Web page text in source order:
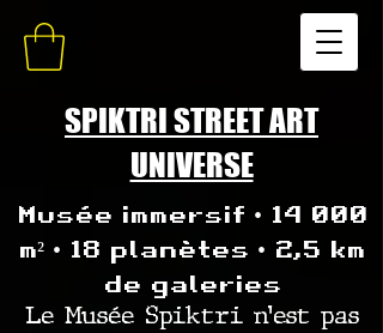
SPIKTRI STREET ART
UNIVERSE
Musée immersif • 14 000
m² • 18 planètes • 2,5 km
de galeries
Le Musée Spiktri n’est pas